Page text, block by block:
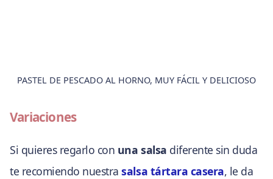
PASTEL DE PESCADO AL HORNO, MUY FÁCIL Y DELICIOSO
Variaciones
Si quieres regarlo con una salsa diferente sin duda
te recomiendo nuestrasalsa tártara casera, le da